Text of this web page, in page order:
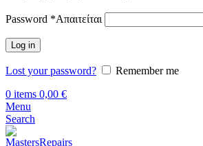
Password *Απαιτείται
Log in
Lost your password?
Remember me
0 items 0,00 €
Menu
Search